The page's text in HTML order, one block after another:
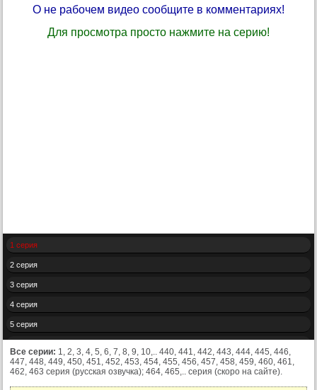
О не рабочем видео сообщите в комментариях!
Для просмотра просто нажмите на серию!
1 серия
2 серия
3 серия
4 серия
5 серия
7 серия
Все серии: 1, 2, 3, 4, 5, 6, 7, 8, 9, 10,.. 440, 441, 442, 443, 444, 445, 446,
447, 448, 449, 450, 451, 452, 453, 454, 455, 456, 457, 458, 459, 460, 461,
462, 463 серия (русская озвучка); 464, 465,.. серия (скоро на сайте).